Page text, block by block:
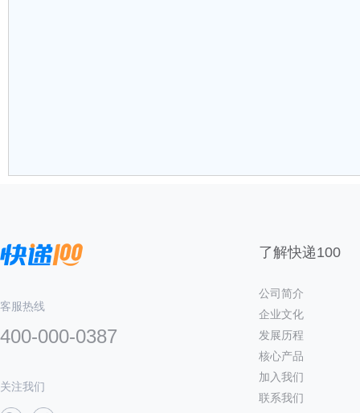
客服热线
400-000-0387
关注我们
了解快递100
公司简介
企业文化
发展历程
核心产品
加入我们
联系我们